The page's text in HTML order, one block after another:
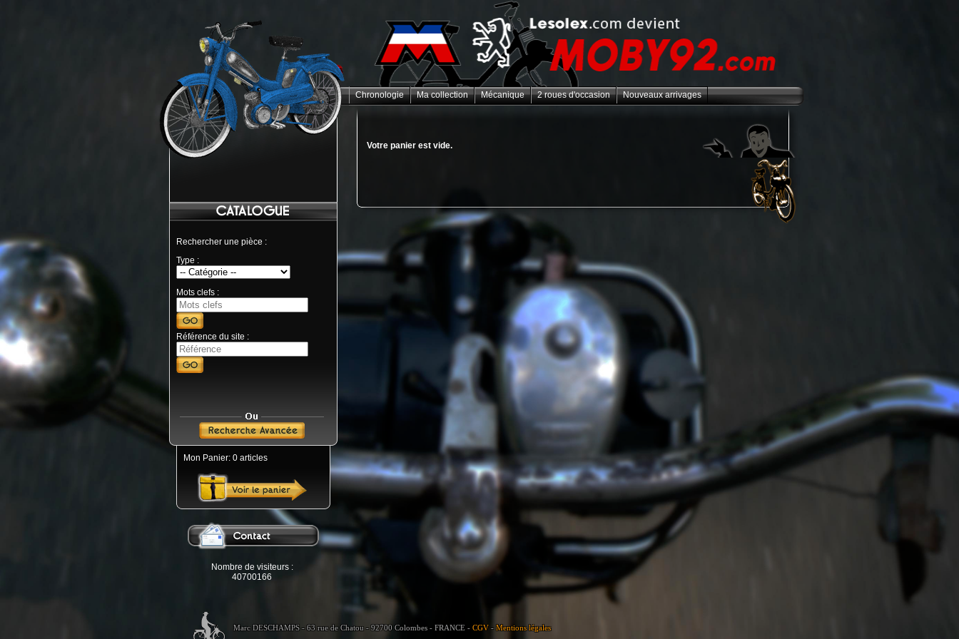
Rechercher une pièce :
Type :
Mots clefs :
Référence du site :
Mon Panier: 0 articles
Nombre de visiteurs :
40700166
Chronologie Ma collection Mécanique 2 roues d'occasion Nouveaux arrivages
Votre panier est vide.
Marc DESCHAMPS - 63 rue de Chatou - 92700 Colombes - FRANCE - CGV - Mentions légales